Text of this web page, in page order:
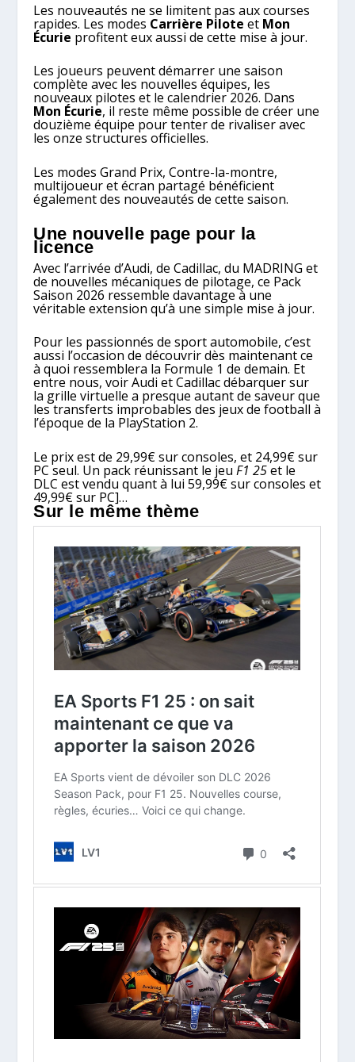
Les nouveautés ne se limitent pas aux courses
rapides. Les modes Carrière Pilote et Mon
Écurie profitent eux aussi de cette mise à jour.
Les joueurs peuvent démarrer une saison
complète avec les nouvelles équipes, les
nouveaux pilotes et le calendrier 2026. Dans
Mon Écurie, il reste même possible de créer une
douzième équipe pour tenter de rivaliser avec
les onze structures officielles.
Les modes Grand Prix, Contre-la-montre,
multijoueur et écran partagé bénéficient
également des nouveautés de cette saison.
Une nouvelle page pour la
licence
Avec l’arrivée d’Audi, de Cadillac, du MADRING et
de nouvelles mécaniques de pilotage, ce Pack
Saison 2026 ressemble davantage à une
véritable extension qu’à une simple mise à jour.
Pour les passionnés de sport automobile, c’est
aussi l’occasion de découvrir dès maintenant ce
à quoi ressemblera la Formule 1 de demain. Et
entre nous, voir Audi et Cadillac débarquer sur
la grille virtuelle a presque autant de saveur que
les transferts improbables des jeux de football à
l’époque de la PlayStation 2.
Le prix est de 29,99€ sur consoles, et 24,99€ sur
PC seul. Un pack réunissant le jeu F1 25et le
DLC est vendu quant à lui 59,99€ sur consoles et
49,99€ sur PC]…
Sur le même thème